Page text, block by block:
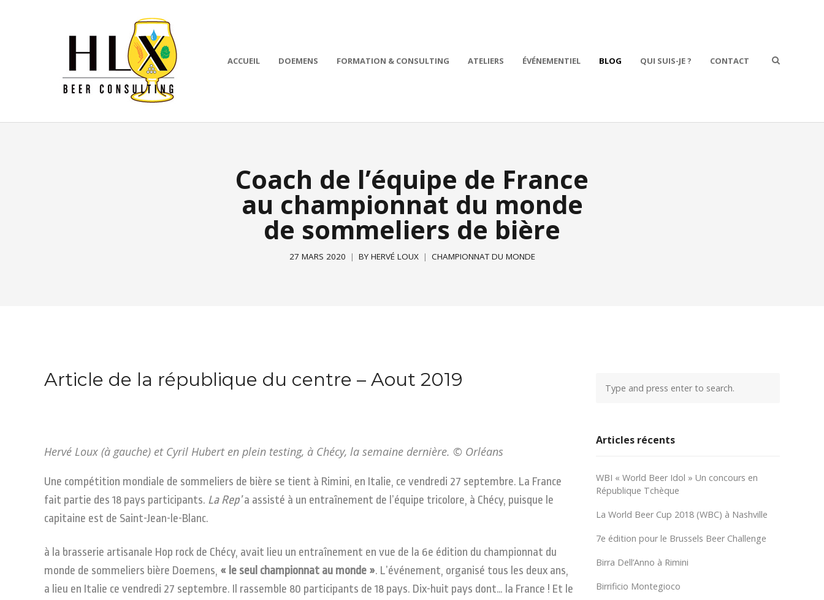
ACCUEIL DOEMENS FORMATION & CONSULTING ATELIERS ÉVÉNEMENTIEL BLOG QUI SUIS-JE ? CONTACT
Coach de l’équipe de France
au championnat du monde
de sommeliers de bière
27 MARS 2020 BY HERVÉ LOUX CHAMPIONNAT DU MONDE
Article de la république du centre – Aout 2019
Hervé Loux (à gauche) et Cyril Hubert en plein testing, à Chécy, la semaine dernière. © Orléans
Une compétition mondiale de sommeliers de bière se tient à Rimini, en Italie, ce vendredi 27 septembre. La France
fait partie des 18 pays participants. La Rep’a assisté à un entraînement de l’équipe tricolore, à Chécy, puisque le
capitaine est de Saint-Jean-le-Blanc.
à la brasserie artisanale Hop rock de Chécy, avait lieu un entraînement en vue de la 6e édition du championnat du
monde de sommeliers bière Doemens, « le seul championnat au monde ». L’événement, organisé tous les deux ans,
a lieu en Italie ce vendredi 27 septembre. Il rassemble 80 participants de 18 pays. Dix-huit pays dont… la France ! Et le
Articles récents
WBI « World Beer Idol » Un concours en
République Tchèque
La World Beer Cup 2018 (WBC) à Nashville
7e édition pour le Brussels Beer Challenge
Birra Dell’Anno à Rimini
Birrificio Montegioco